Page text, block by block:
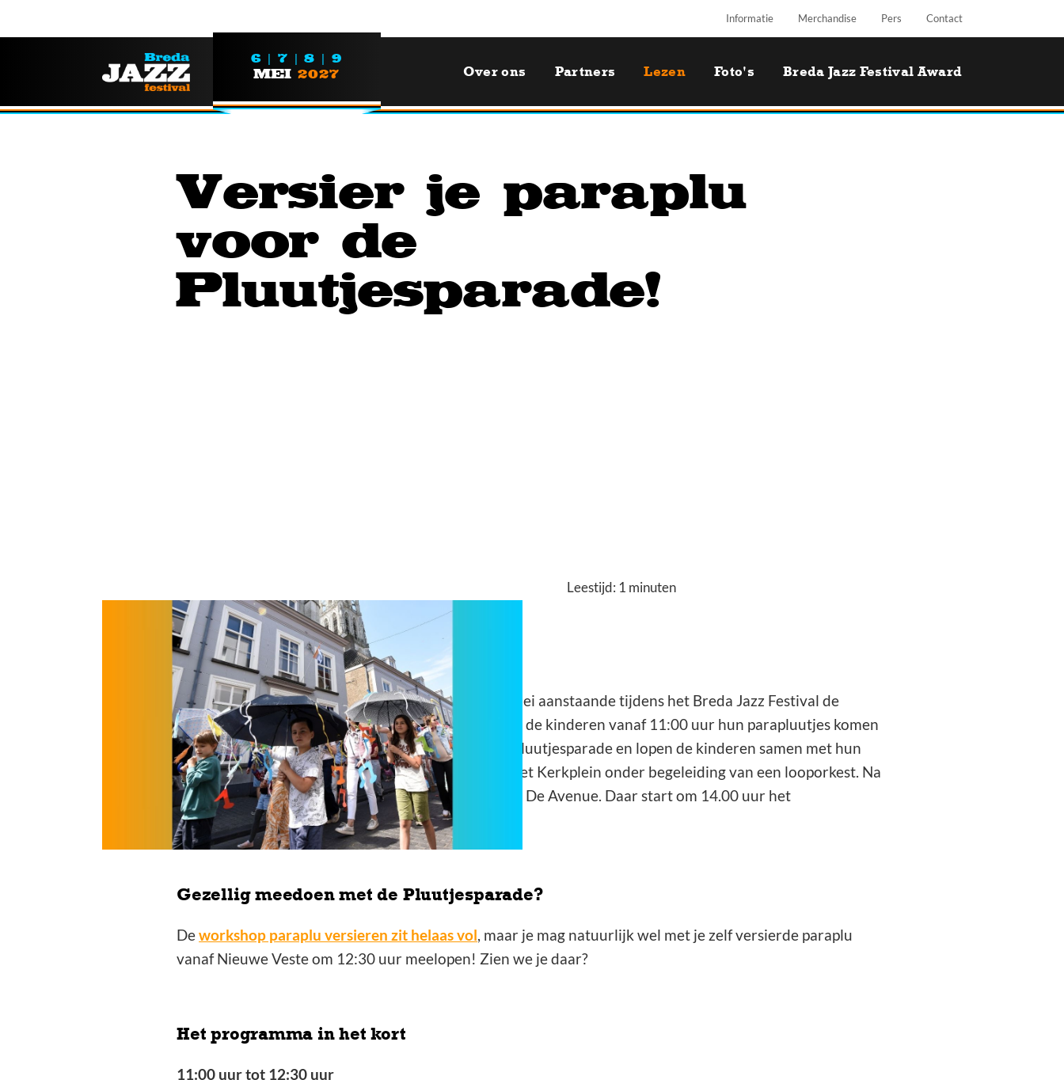
Informatie Merchandise Pers Contact
6 | 7 | 8 | 9
MEI2027 Over ons Partners Lezen Foto's Breda Jazz Festival Award
Versier je paraplu
voor de
Pluutjesparade!
Leestijd: 1 minuten
vrijdag 10 mei 2024 in Nieuwe Veste
Voor de jongste jazzliefhebbers is er op vrijdag 10 mei aanstaande tijdens het Breda Jazz Festival de
Pluutjesparade. Voorafgaand aan de parade kunnen de kinderen vanaf 11:00 uur hun parapluutjes komen
versieren bij Nieuwe Veste. Om 12.30 uur start de Pluutjesparade en lopen de kinderen samen met hun
versierde parapluutjes richting de schoolbands op het Kerkplein onder begeleiding van een looporkest. Na
de stop op het Kerkplein gaat de parade verder naar De Avenue. Daar start om 14.00 uur het
kinderconcert Kleine Louis.
Gezellig meedoen met de Pluutjesparade?
Deworkshop paraplu versieren zit helaas vol , maar je mag natuurlijk wel met je zelf versierde paraplu
vanaf Nieuwe Veste om 12:30 uur meelopen! Zien we je daar?
Het programma in het kort
11:00 uur tot 12:30 uur